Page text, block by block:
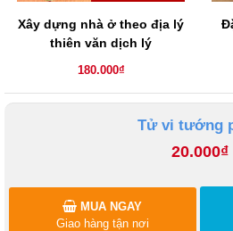
Xây dựng nhà ở theo địa lý
thiên văn dịch lý
180.000₫
Tử vi tướng
20.000₫
MUA NGAY
Giao hàng tận nơi